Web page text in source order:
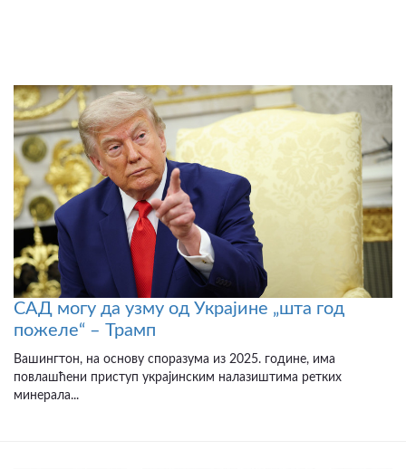
САД могу да узму од Украјине „шта год
пожеле“ – Трамп
Вашингтон, на основу споразума из 2025. године, има
повлашћени приступ украјинским налазиштима ретких
минерала...